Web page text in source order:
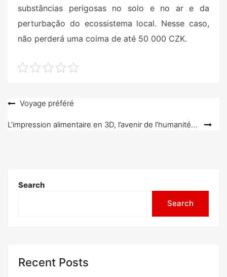
substâncias perigosas no solo e no ar e da
perturbação do ecossistema local. Nesse caso,
não perderá uma coima de até 50 000 CZK.
Post
navigation
Voyage préféré
L’impression alimentaire en 3D, l’avenir de l’humanité…
Search
Search
Recent Posts